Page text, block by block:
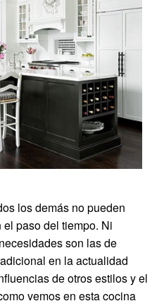
los demás no pueden
paso del tiempo. Ni
son las de
en la actualidad
de otros estilos y el
vemos en esta cocina